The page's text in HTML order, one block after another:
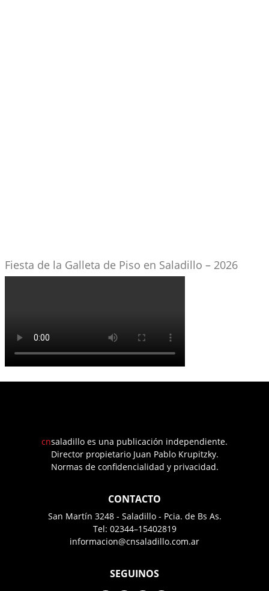
Fiesta de la Galleta de Piso en Saladillo – 2026
cnsaladillo es una publicación independiente.
Director propietario Juan Pablo Krupitzky.
Normas de confidencialidad y privacidad.
CONTACTO
San Martín 3248 - Saladillo - Pcia. de Bs As.
Tel: 02344–15402819
informacion@cnsaladillo.com.ar
SEGUINOS